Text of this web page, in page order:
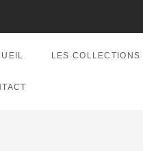
LES COLLECTIONS